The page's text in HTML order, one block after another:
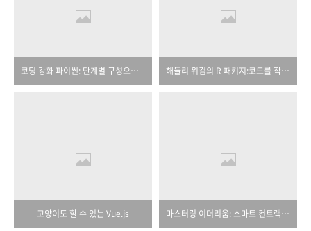
코딩 강화 파이썬: 단계별 구성으로 단단하게 배우는 해들리 위컴의 R 패키지:코드를 작성하고, 테스트하고, 문서화하고, 공유하라
고양이도 할 수 있는 Vue.js 마스터링 이더리움: 스마트 컨트랙트 및 댑 구축하기